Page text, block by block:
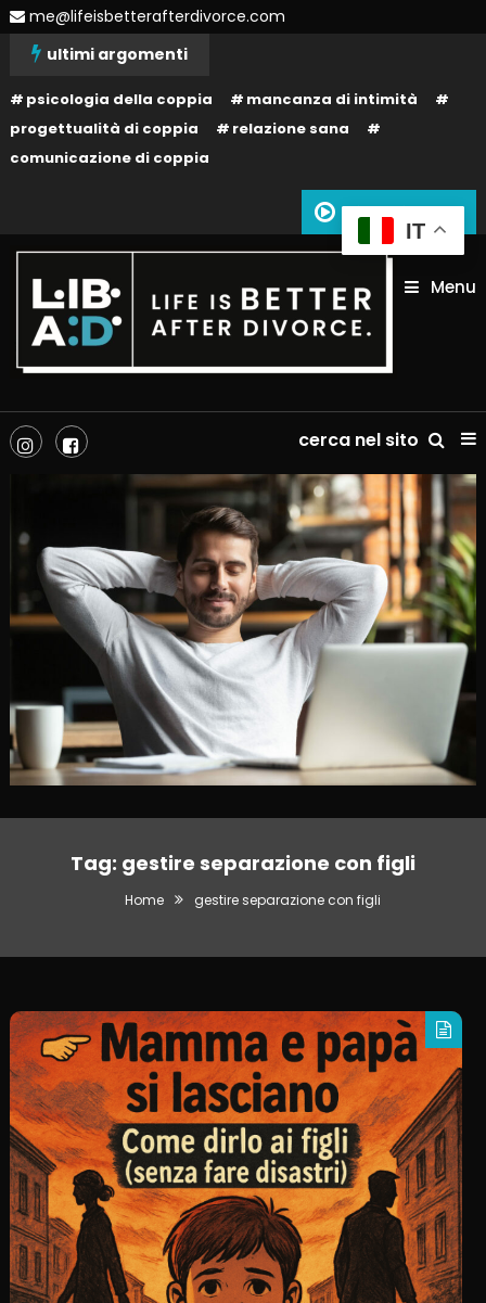
Skipme@lifeisbetterafterdivorce.com
ultimi argomenti
psicologia della coppia
mancanza di intimità
progettualità di coppia
relazione sana
comunicazione di coppia
Siamo in onda
Life is better after divorce –
LIBAD
Menu
cerca nel sito
Tag: gestire separazione con figli
Home gestire separazione con figli
IT